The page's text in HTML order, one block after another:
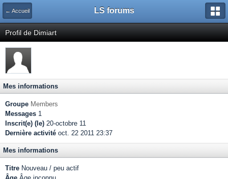
← Accueil LS forums
Profil de Dimiart
Mes informations
Groupe Members
Messages 1
Inscrit(e) (le) 20-octobre 11
Dernière activité oct. 22 2011 23:37
Mes informations
Titre Nouveau / peu actif